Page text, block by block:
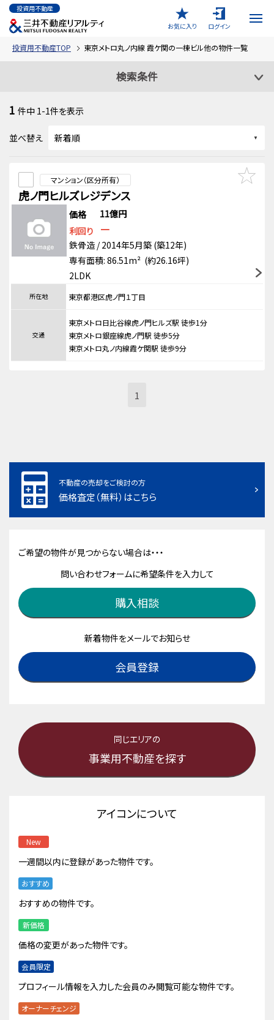
投資用不動産
お気に入り
ログイン
投資用不動産TOP 東京メトロ丸ノ内線 霞ケ関の一棟ビル他の物件一覧
検索条件
1 件中 1-1件を表示
並べ替え
マンション（区分所有）
虎ノ門ヒルズレジデンス
価格
11億円
利回り
－
鉄骨造 / 2014年5月築 (築12年)
専有面積: 86.51m² (約26.16坪)
2LDK
所在地 東京都港区虎ノ門１丁目
交通
東京メトロ日比谷線虎ノ門ヒルズ駅 徒歩1分
東京メトロ銀座線虎ノ門駅 徒歩5分
東京メトロ丸ノ内線霞ケ関駅 徒歩9分
1
不動産の売却をご検討の方
価格査定（無料）はこちら
ご希望の物件が見つからない場合は・・・
問い合わせフォームに希望条件を入力して
購入相談
新着物件をメールでお知らせ
会員登録
同じエリアの
事業用不動産を探す
アイコンについて
New
一週間以内に登録があった物件です。
おすすめ
おすすめの物件です。
新価格
価格の変更があった物件です。
会員限定
プロフィール情報を入力した会員のみ閲覧可能な物件です。
オーナーチェンジ